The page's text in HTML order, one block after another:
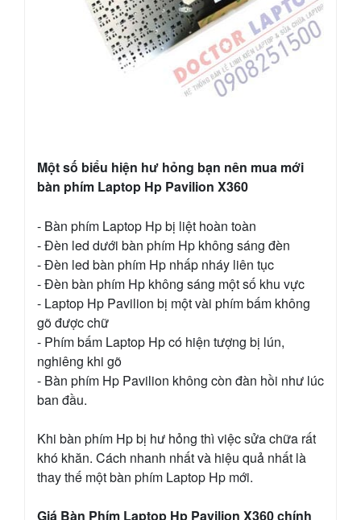
Một số biểu hiện hư hỏng bạn nên mua mới
bàn phím Laptop Hp Pavilion X360
- Bàn phím Laptop Hp bị liệt hoàn toàn
- Đèn led dưới bàn phím Hp không sáng đèn
- Đèn led bàn phím Hp nhấp nháy liên tục
- Đèn bàn phím Hp không sáng một số khu vực
- Laptop Hp Pavilion bị một vài phím bấm không
gõ được chữ
- Phím bấm Laptop Hp có hiện tượng bị lún,
nghiêng khi gõ
- Bàn phím Hp Pavilion không còn đàn hồi như lúc
ban đầu.
Khi bàn phím Hp bị hư hỏng thì việc sửa chữa rất
khó khăn. Cách nhanh nhất và hiệu quả nhất là
thay thế một bàn phím Laptop Hp mới.
Giá Bàn Phím Laptop Hp Pavilion X360 chính